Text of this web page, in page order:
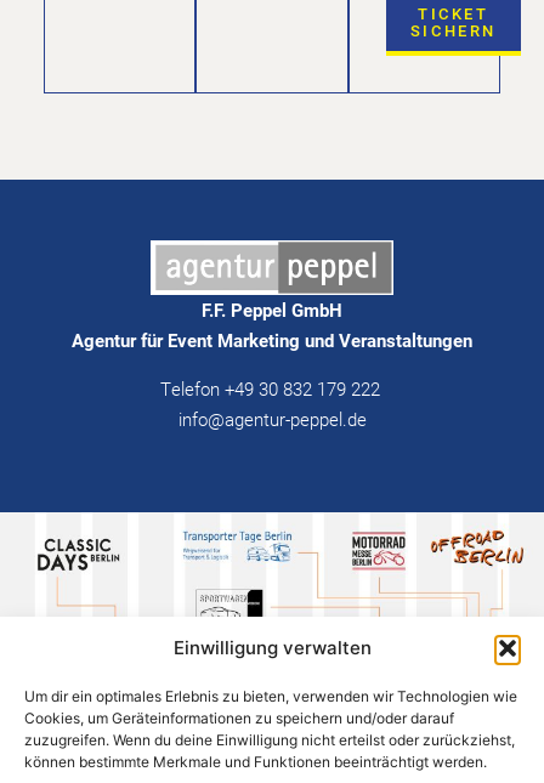
Einwilligung verwalten
Um dir ein optimales Erlebnis zu bieten, verwenden wir Technologien wie
Cookies, um Geräteinformationen zu speichern und/oder darauf
zuzugreifen. Wenn du deine Einwilligung nicht erteilst oder zurückziehst,
können bestimmte Merkmale und Funktionen beeinträchtigt werden.
TICKET
SICHERN
F.F. Peppel GmbH
Agentur für Event Marketing und Veranstaltungen
Telefon +49 30 832 179 222
info@agentur-peppel.de